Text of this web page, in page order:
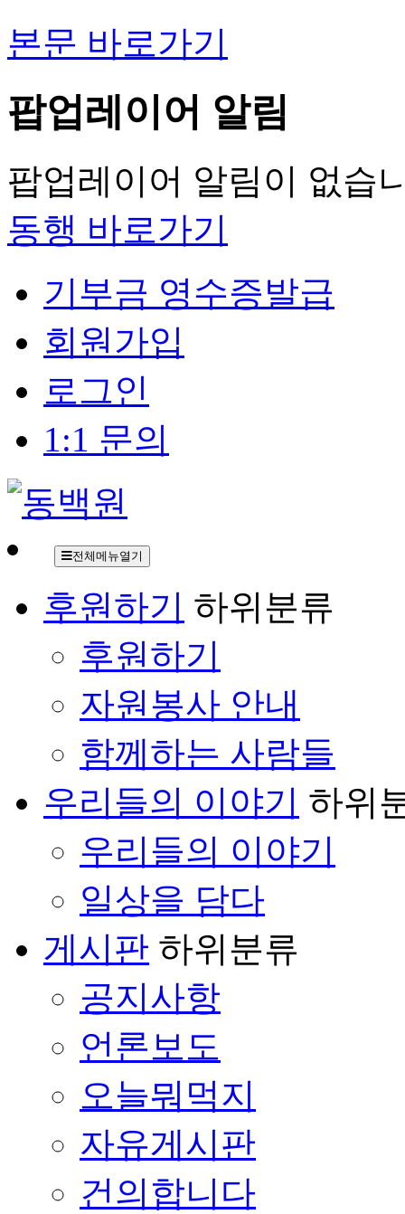
본문 바로가기
팝업레이어 알림
팝업레이어 알림이 없습
동행 바로가기
기부금 영수증발급
회원가입
로그인
1:1 문의
전체메뉴열기
후원하기 하위분류
후원하기
자원봉사 안내
함께하는 사람들
우리들의 이야기 하위
우리들의 이야기
일상을 담다
게시판 하위분류
공지사항
언론보도
오늘뭐먹지
자유게시판
건의합니다